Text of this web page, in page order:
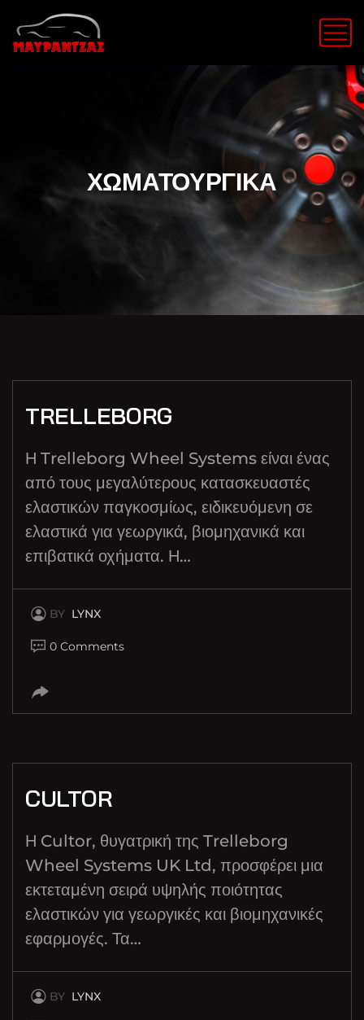
ΧΩΜΑΤΟΥΡΓΙΚΑ
TRELLEBORG
Η Trelleborg Wheel Systems είναι ένας
από τους μεγαλύτερους κατασκευαστές
ελαστικών παγκοσμίως, ειδικευόμενη σε
ελαστικά για γεωργικά, βιομηχανικά και
επιβατικά οχήματα. Η…
BY LYNX
0 Comments
CULTOR
Η Cultor, θυγατρική της Trelleborg
Wheel Systems UK Ltd, προσφέρει μια
εκτεταμένη σειρά υψηλής ποιότητας
ελαστικών για γεωργικές και βιομηχανικές
εφαρμογές. Τα…
BY LYNX